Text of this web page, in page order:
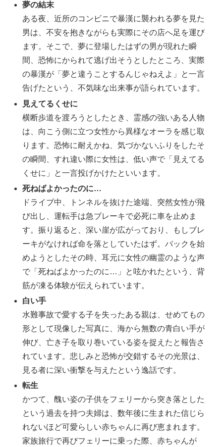
夢の結末
ある夜、近所のコンビニで暴漢に襲われる夢を見た
男は、不安を抱きながらも実際にその店へ足を運び
ます。そこで、夢に登場したはずの男が現れた瞬
間、恐怖にかられて逃げ出そうとしたところ、実際
の暴漢が「夢と違うことするんじゃねえよ」と一言
告げたという、不気味な出来事が語られています。
見えてるくせに
横断歩道を渡ろうとしたとき、霊感の強いある人物
は、向こう側に立つ女性から異様なオーラを感じ取
ります。恐怖に耐えかね、気づかないふりをしたそ
の瞬間、すれ違い際に女性は、低い声で「見えてる
くせに」と一言投げかけたといいます。
死ねばよかったのに…
ドライブ中、トンネルを抜けた途端、突然女性が飛
び出し、運転手は急ブレーキで必死に車を止めま
す。振り返ると、深い崖が広がっており、もしブレ
ーキがなければ命を落としていたはず。バックを始
めようとしたその時、耳元に女性の幽霊のような声
で「死ねばよかったのに…」と呟かれたという、背
筋が凍る体験が伝えられています。
白い手
水難事故で愛する子を失ったある親は、せめてもの
形として現像した写真に、海から無数の青白い手が
伸び、亡き子を取り巻いている姿を捉えたと報告さ
れています。悲しみと恐怖が交錯するその光景は、
見る者に深い衝撃を与えたという逸話です。
転生
かつて、醜い姿の子供をフェリーから突き落とした
という過去を持つ夫婦は、数年後に生まれた信じら
れないほど可愛らしい赤ちゃんに再び恵まれます。
家族旅行で再びフェリーに乗った際、赤ちゃんが